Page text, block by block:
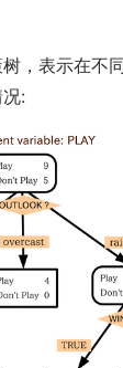
，表示在不
: